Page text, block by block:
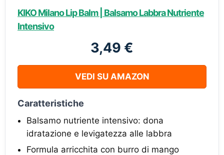
KIKO Milano Lip Balm | Balsamo Labbra Nutriente
Intensivo
3,49 €
VEDI SU AMAZON
Caratteristiche
Balsamo nutriente intensivo: dona
idratazione e levigatezza alle labbra
Formula arricchita con burro di mango